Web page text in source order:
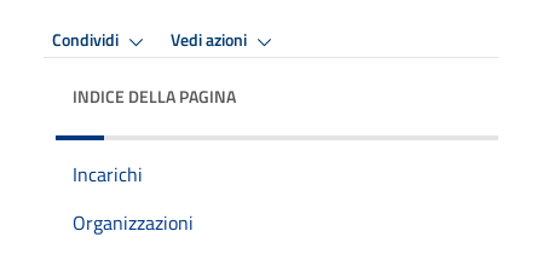
Condividi Vedi azioni
INDICE DELLA PAGINA
Incarichi
Organizzazioni